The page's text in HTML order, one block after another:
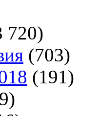
720)
(703)
(191)